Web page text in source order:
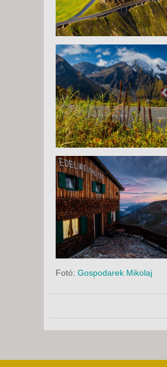
Fotó: Gospodarek Mikolaj